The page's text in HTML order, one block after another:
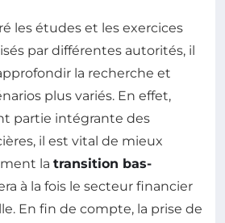
les études et les exercices
par différentes autorités, il
la recherche et
plus variés. En effet,
partie intégrante des
il est vital de mieux
la transition bas-
à la fois le secteur financier
En fin de compte, la prise de